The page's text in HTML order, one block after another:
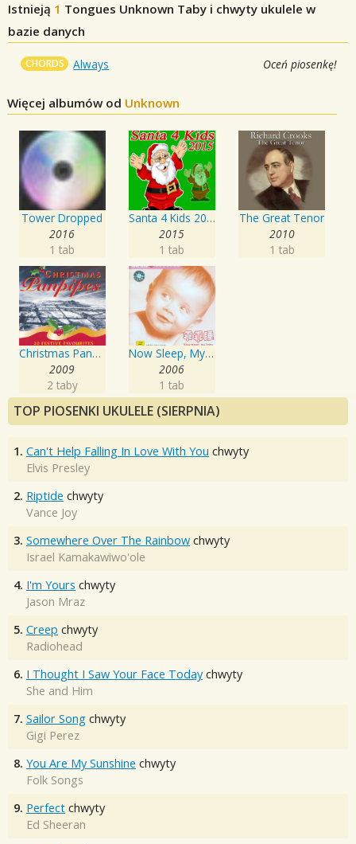
Istnieją 1 Tongues Unknown Taby i chwyty ukulele w
bazie danych
CHORDS Always Oceń piosenkę!
Więcej albumów od Unknown
Tower Dropped
2016
1 tab
Santa 4 Kids 2015
2015
1 tab
The Great Tenor
2010
1 tab
Christmas Panpipes
2009
2 taby
Now Sleep, My Baby
2006
1 tab
TOP PIOSENKI UKULELE (SIERPNIA)
1. Can't Help Falling In Love With You chwyty
Elvis Presley
2. Riptide chwyty
Vance Joy
3. Somewhere Over The Rainbow chwyty
Israel Kamakawiwo'ole
4. I'm Yours chwyty
Jason Mraz
5. Creep chwyty
Radiohead
6. I Thought I Saw Your Face Today chwyty
She and Him
7. Sailor Song chwyty
Gigi Perez
8. You Are My Sunshine chwyty
Folk Songs
9. Perfect chwyty
Ed Sheeran